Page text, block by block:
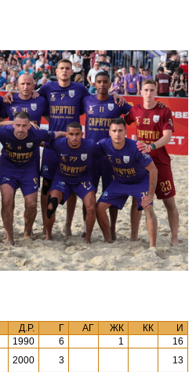
Д.Р. Г АГ ЖК КК
И
1990 6 1
16
2000 3
13